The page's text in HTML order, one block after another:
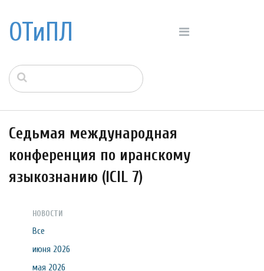
ОТиПЛ
Седьмая международная
конференция по иранскому
языкознанию (ICIL 7)
НОВОСТИ
Все
июня 2026
мая 2026